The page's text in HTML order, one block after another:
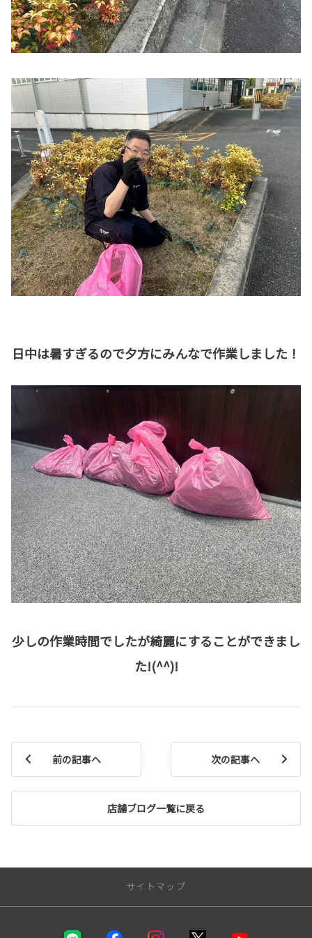
日中は暑すぎるので夕方にみんなで作業しました！
少しの作業時間でしたが綺麗にすることができまし
た!(^^)!
前の記事へ
店舗ブログ一覧に戻る
次の記事へ
サイトマップ